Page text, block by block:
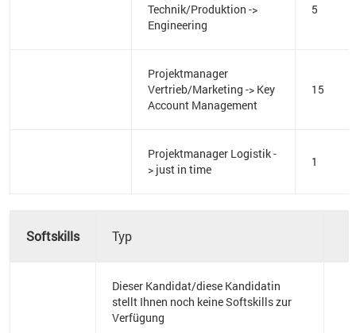
Technik/Produktion ->
Engineering
5
Projektmanager
Vertrieb/Marketing -> Key
Account Management
15
Projektmanager Logistik -
> just in time
1
Softskills Typ
Dieser Kandidat/diese Kandidatin
stellt Ihnen noch keine Softskills zur
Verfügung